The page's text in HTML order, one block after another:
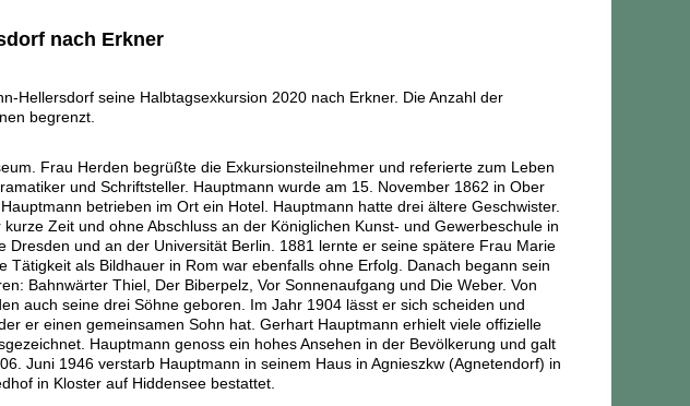
nach Erkner
Hellersdorf seine Halbtagsexkursion 2020 nach Erkner. Die Anzahl der
begrenzt.
Frau Herden begrüßte die Exkursionsteilnehmer und referierte zum Leben
und Schriftsteller. Hauptmann wurde am 15. November 1862 in Ober
betrieben im Ort ein Hotel. Hauptmann hatte drei ältere Geschwister.
Zeit und ohne Abschluss an der Königlichen Kunst- und Gewerbeschule in
Dresden und an der Universität Berlin. 1881 lernte er seine spätere Frau Marie
als Bildhauer in Rom war ebenfalls ohne Erfolg. Danach begann sein
Bahnwärter Thiel, Der Biberpelz, Vor Sonnenaufgang und Die Weber. Von
auch seine drei Söhne geboren. Im Jahr 1904 lässt er sich scheiden und
er einen gemeinsamen Sohn hat. Gerhart Hauptmann erhielt viele offizielle
Hauptmann genoss ein hohes Ansehen in der Bevölkerung und galt
Juni 1946 verstarb Hauptmann in seinem Haus in Agnieszkw (Agnetendorf) in
in Kloster auf Hiddensee bestattet.